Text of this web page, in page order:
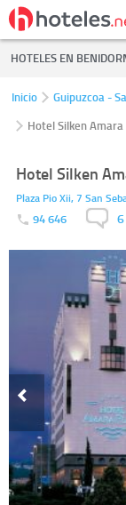
HOTELES EN
Inicio Guipuzcoa -
Hotel Silken Amara
Hotel Silken
Plaza Pio Xii, 7 San
94 646